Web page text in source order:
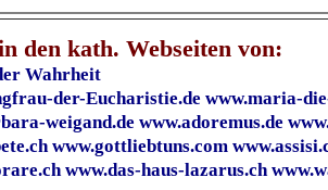
den kath. Webseiten von:
Wahrheit
der-Eucharistie.de www.maria-
weigand.de www.adoremus.de
www.gottliebtuns.com
www.das-haus-lazarus.ch